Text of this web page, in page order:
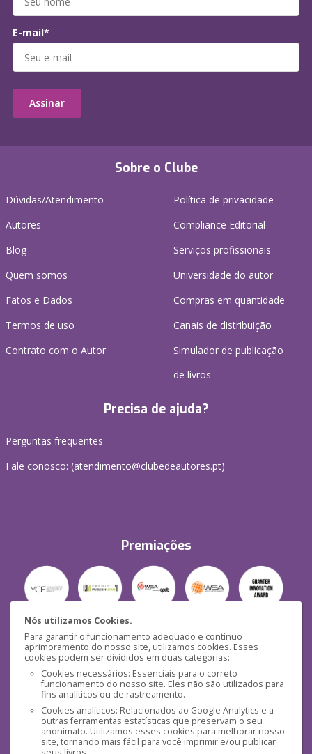
Nós utilizamos Cookies.
Para garantir o funcionamento adequado e contínuo
aprimoramento do nosso site, utilizamos cookies. Esses
cookies podem ser divididos em duas categorias:
Cookies necessários: Essenciais para o correto
funcionamento do nosso site. Eles não são utilizados para
fins analíticos ou de rastreamento.
Cookies analíticos: Relacionados ao Google Analytics e a
outras ferramentas estatísticas que preservam o seu
anonimato. Utilizamos esses cookies para melhorar nosso
site, tornando mais fácil para você imprimir e/ou publicar
Sobre o Clube
Dúvidas/Atendimento
Autores
Blog
Quem somos
Fatos e Dados
Termos de uso
Contrato com o Autor
Política de privacidade
Compliance Editorial
Serviços profissionais
Universidade do autor
Compras em quantidade
Canais de distribuição
Simulador de publicação
de livros
Precisa de ajuda?
Perguntas frequentes
Fale conosco: (atendimento@clubedeautores.pt)
Premiações
Segurança
Mídias Sociais
E-mail*
Assinar